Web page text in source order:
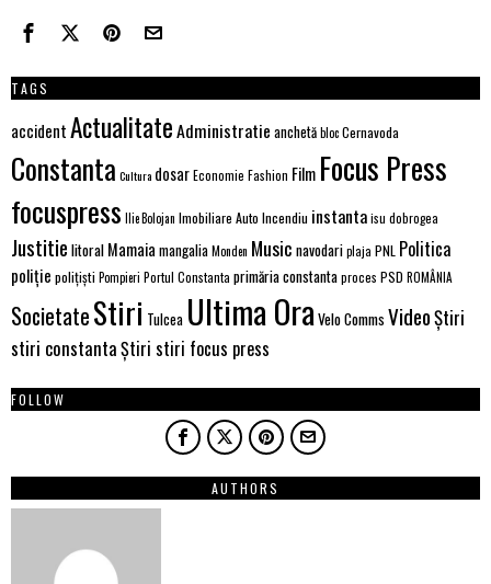
TAGS
accidentActualitateAdministratie anchetăblocCernavoda
Constanta Cultura dosarEconomie Fashion Film Focus Press
focuspress Ilie Bolojan Imobiliare Auto Incendiu instantaisu dobrogea
Justitie litoral Mamaia mangaliaMonden Music navodariplaja PNL Politica
poliție polițiști Pompieri Portul Constanta primăria constantaproces PSD ROMÂNIA
SocietateStiri Tulcea Ultima Ora Velo Comms VideoȘtiri
stiri constantaȘtiri stiri focus press
FOLLOW
AUTHORS